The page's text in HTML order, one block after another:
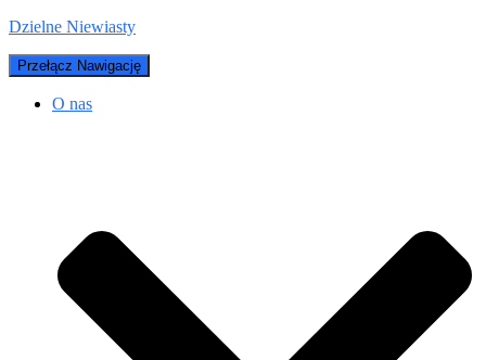
Dzielne Niewiasty
Przełącz Nawigację
O nas